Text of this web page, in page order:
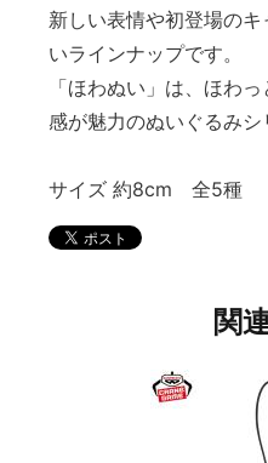
新しい表情や初登場の
いラインナップです。
「ほわぬい」は、ほわ
感が魅力のぬいぐるみシ
サイズ 約8cm 全5種
関